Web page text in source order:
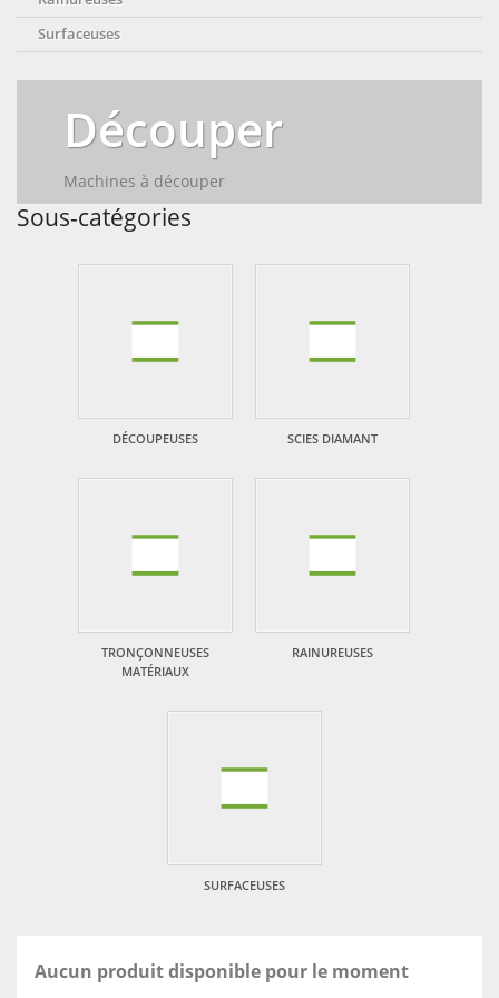
Surfaceuses
Découper
Machines à découper
Sous-catégories
DÉCOUPEUSES SCIES DIAMANT
TRONÇONNEUSES
MATÉRIAUX
RAINUREUSES
SURFACEUSES
Aucun produit disponible pour le moment